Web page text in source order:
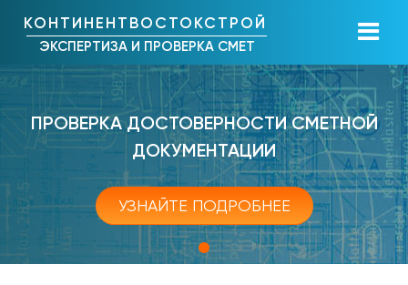
КОНТИНЕНТВОСТОКСТРОЙ
ЭКСПЕРТИЗА И ПРОВЕРКА СМЕТ
ПРОВЕРКА ДОСТОВЕРНОСТИ СМЕТНОЙ
ДОКУМЕНТАЦИИ
УЗНАЙТЕ ПОДРОБНЕЕ